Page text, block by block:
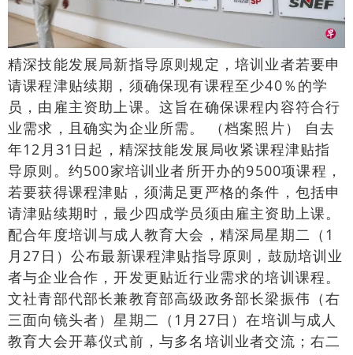
精深技能发展局新指导原则规定，培训业者若要申
请课程津贴续期，须确保现有课程至少40％的学
员，由雇主资助上课。这旨在确保课程内容符合行
业需求，且确实为企业所需。 （档案照片） 自去
年12月31日起，精深技能发展局收紧课程津贴指
导原则。约500家培训业者所开办的9500项课程，
若要获得课程津贴，须满足更严格的条件，包括申
请津贴续期时，最少四成学员须由雇主资助上课。
配合年度培训与成人教育大会，精深局星期二（1
月27日）公布最新课程津贴指导原则，鼓励培训业
者与企业合作，开发更贴近行业需求的培训课程。
文社青部代部长兼教育部高级政务部长梁振伟（右
三面向镜头者）星期二（1月27日）在培训与成人
教育大会开幕仪式前，与多名培训业者交流；右二